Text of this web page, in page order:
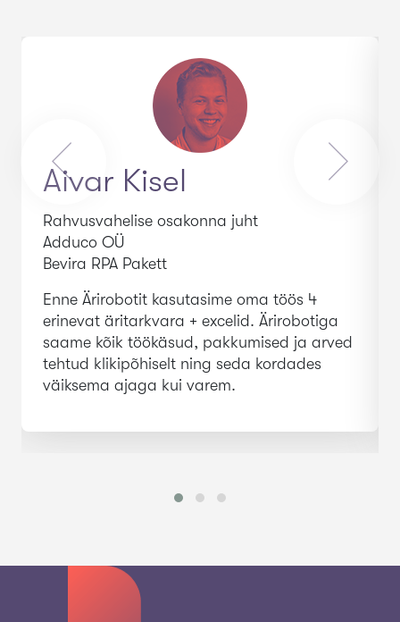
Aivar Kisel
Rahvusvahelise osakonna juht
Adduco OÜ
Bevira RPA Pakett
Enne Ärirobotit kasutasime oma töös 4
erinevat äritarkvara + excelid. Ärirobotiga
saame kõik töökäsud, pakkumised ja arved
tehtud klikipõhiselt ning seda kordades
väiksema ajaga kui varem.